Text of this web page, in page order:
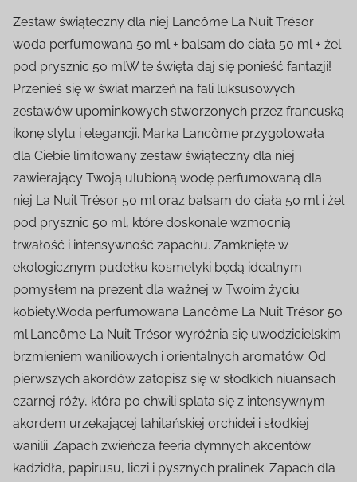
Zestaw świąteczny dla niej Lancôme La Nuit Trésor
woda perfumowana 50 ml + balsam do ciała 50 ml + żel
pod prysznic 50 mlW te święta daj się ponieść fantazji!
Przenieś się w świat marzeń na fali luksusowych
zestawów upominkowych stworzonych przez francuską
ikonę stylu i elegancji. Marka Lancôme przygotowała
dla Ciebie limitowany zestaw świąteczny dla niej
zawierający Twoją ulubioną wodę perfumowaną dla
niej La Nuit Trésor 50 ml oraz balsam do ciała 50 ml i żel
pod prysznic 50 ml, które doskonale wzmocnią
trwałość i intensywność zapachu. Zamknięte w
ekologicznym pudełku kosmetyki będą idealnym
pomysłem na prezent dla ważnej w Twoim życiu
kobiety.Woda perfumowana Lancôme La Nuit Trésor 50
ml.Lancôme La Nuit Trésor wyróżnia się uwodzicielskim
brzmieniem waniliowych i orientalnych aromatów. Od
pierwszych akordów zatopisz się w słodkich niuansach
czarnej róży, która po chwili splata się z intensywnym
akordem urzekającej tahitańskiej orchidei i słodkiej
wanilii. Zapach zwieńcza feeria dymnych akcentów
kadzidła, papirusu, liczi i pysznych pralinek. Zapach dla